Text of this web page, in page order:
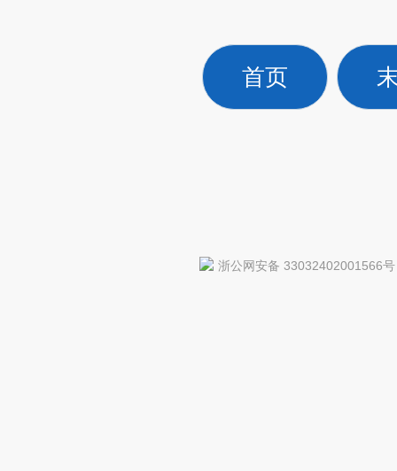
首页
浙公网安备 33032402001566号